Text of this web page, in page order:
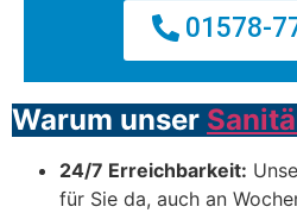
01578-
Warum unser
24/7 Erreichbarkeit:
für Sie da, auch an